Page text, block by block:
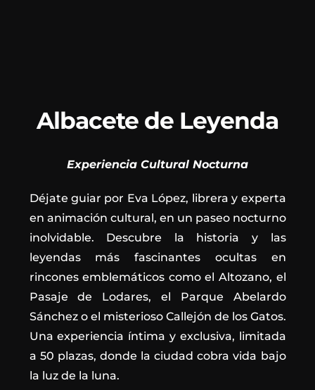
Albacete de Leyenda
Experiencia Cultural Nocturna
Déjate guiar por Eva López, librera y experta
en animación cultural, en un paseo nocturno
inolvidable. Descubre la historia y las
leyendas más fascinantes ocultas en
rincones emblemáticos como el Altozano, el
Pasaje de Lodares, el Parque Abelardo
Sánchez o el misterioso Callejón de los Gatos.
Una experiencia íntima y exclusiva, limitada
a 50 plazas, donde la ciudad cobra vida bajo
la luz de la luna.